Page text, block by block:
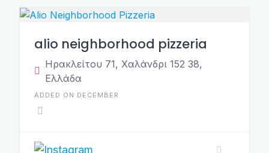
alio neighborhood pizzeria
Ηρακλείτου 71, Χαλάνδρι 152 38,
Ελλάδα
ADDED ON DECEMBER